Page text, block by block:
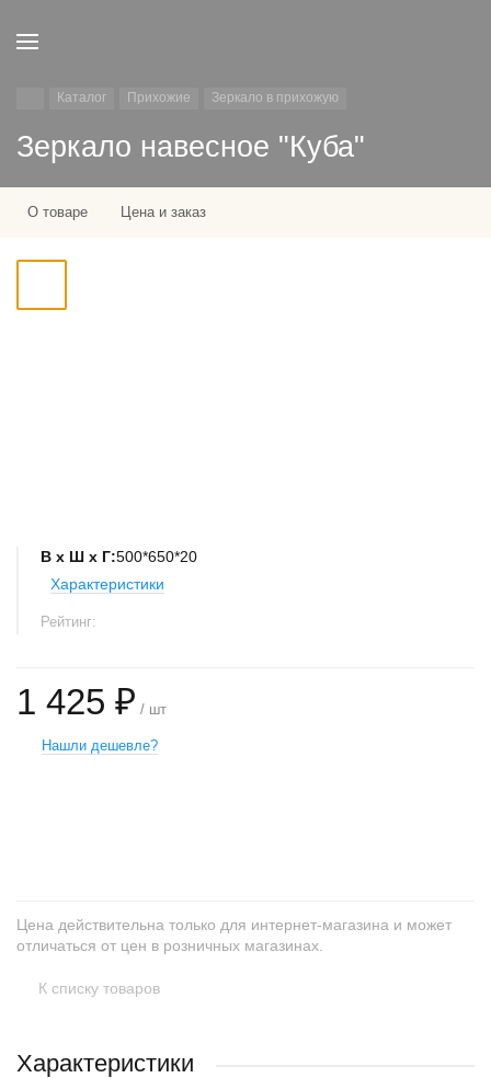
Каталог Прихожие Зеркало в прихожую
Зеркало навесное "Куба"
О товаре Цена и заказ
В х Ш х Г:500*650*20
Характеристики
Рейтинг:
1 425 ₽ / шт
Нашли дешевле?
Цена действительна только для интернет-магазина и может
отличаться от цен в розничных магазинах.
К списку товаров
Характеристики